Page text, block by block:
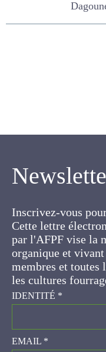
Cette lettre
gratuitement par
d'un lien
ses membres et
concernées par
prairies.
IDENTITÉ*
EMAIL*